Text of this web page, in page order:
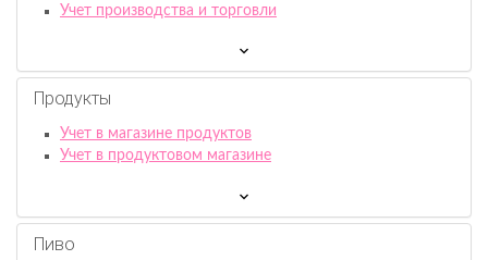
Учет производства и торговли
Продукты
Учет в магазине продуктов
Учет в продуктовом магазине
Пиво